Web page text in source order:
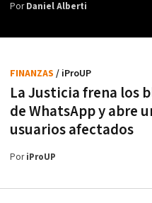
PorDaniel Alberti
La Justicia frena los
de WhatsApp y abre
usuarios afectados
FINANZAS / iProUP
PoriProUP